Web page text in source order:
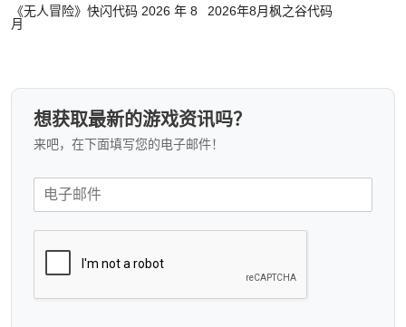
《无人冒险》快闪代码 2026 年 8
月
2026年8月枫之谷代码
想获取最新的游戏资讯吗？
来吧，在下面填写您的电子邮件！